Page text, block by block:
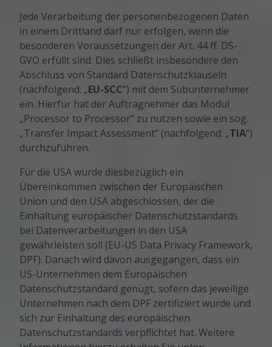
Jede Verarbeitung der personenbezogenen Daten
in einem Drittland darf nur erfolgen, wenn die
besonderen Voraussetzungen der Art. 44 ff. DS-
GVO erfüllt sind. Dies schließt insbesondere den
Abschluss von Standard Datenschutzklauseln
(nachfolgend: „EU-SCC“) mit dem Subunternehmer
ein. Hierfür hat der Auftragnehmer das Modul
„Processor to Processor“ zu nutzen sowie ein sog.
„Transfer Impact Assessment“ (nachfolgend: „TIA“)
durchzuführen.
Für die USA wurde diesbezüglich ein
Übereinkommen zwischen der Europäischen
Union und den USA abgeschlossen, der die
Einhaltung europäischer Datenschutzstandards
bei Datenverarbeitungen in den USA
gewährleisten soll (EU-US Data Privacy Framework,
DPF). Danach wird davon ausgegangen, dass ein
US-Unternehmen dem Europäischen
Datenschutzstandard genügt, sofern das jeweilige
Unternehmen nach dem DPF zertifiziert wurde und
sich zur Einhaltung des europäischen
Datenschutzstandards verpflichtet hat. Weitere